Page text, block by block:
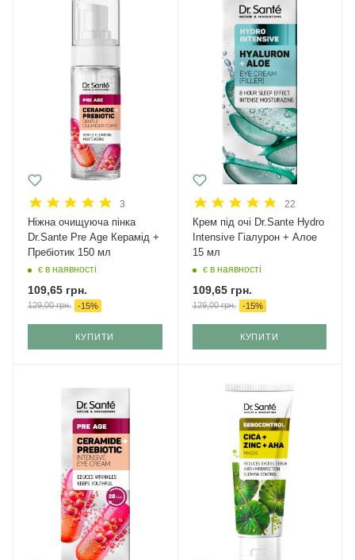
3
Ніжна очищуюча пінка
Dr.Sante Pre Age Керамід +
Пребіотик 150 мл
є в наявності
109,65 грн.
129,00грн. -15%
КУПИТИ
22
Крем під очі Dr.Sante Hydro
Intensive Гіалурон + Алое
15 мл
є в наявності
109,65грн.
129,00грн. -15%
КУПИТИ